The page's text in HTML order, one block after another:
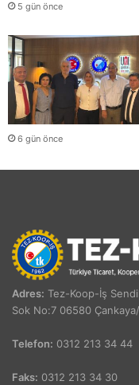
5 gün önce
6 gün önce
Adres: Tez-Koop-İş
Sok No:7 06580
Telefon: 0312 213 34 44
Faks: 0312 213 34 30